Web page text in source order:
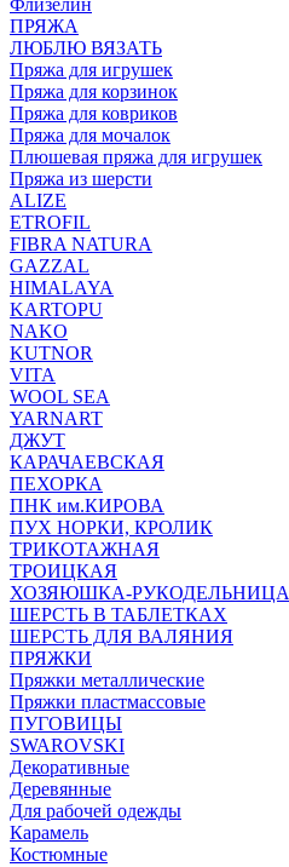
Флизелин
ПРЯЖА
ЛЮБЛЮ ВЯЗАТЬ
Пряжа для игрушек
Пряжа для корзинок
Пряжа для ковриков
Пряжа для мочалок
Плюшевая пряжа для игрушек
Пряжа из шерсти
ALIZE
ETROFIL
FIBRA NATURA
GAZZAL
HIMALAYA
KARTOPU
NAKO
KUTNOR
VITA
WOOL SEA
YARNART
ДЖУТ
КАРАЧАЕВСКАЯ
ПЕХОРКА
ПНК им.КИРОВА
ПУХ НОРКИ, КРОЛИК
ТРИКОТАЖНАЯ
ТРОИЦКАЯ
ХОЗЯЮШКА-РУКОДЕЛЬНИЦА
ШЕРСТЬ В ТАБЛЕТКАХ
ШЕРСТЬ ДЛЯ ВАЛЯНИЯ
ПРЯЖКИ
Пряжки металлические
Пряжки пластмассовые
ПУГОВИЦЫ
SWAROVSKI
Декоративные
Деревянные
Для рабочей одежды
Карамель
Костюмные